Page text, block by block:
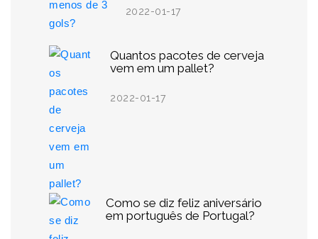
2022-01-17
Quantos pacotes de cerveja
vem em um pallet?
2022-01-17
Como se diz feliz aniversário
em português de Portugal?